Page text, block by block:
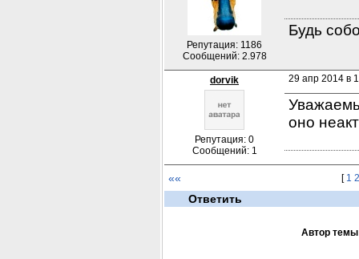
Репутация: 1186
Сообщений: 2.978
Будь
dorvik
Репутация: 0
Сообщений: 1
29 апр 2014 в
оно
«« [ 1 2
Ответить
Автор темы